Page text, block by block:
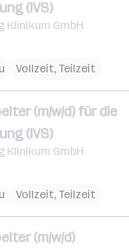
(IVS)
Klinikum GmbH
Vollzeit, Teilzeit
(m/w/d) für die
(IVS)
Klinikum GmbH
Vollzeit, Teilzeit
(m/w/d)